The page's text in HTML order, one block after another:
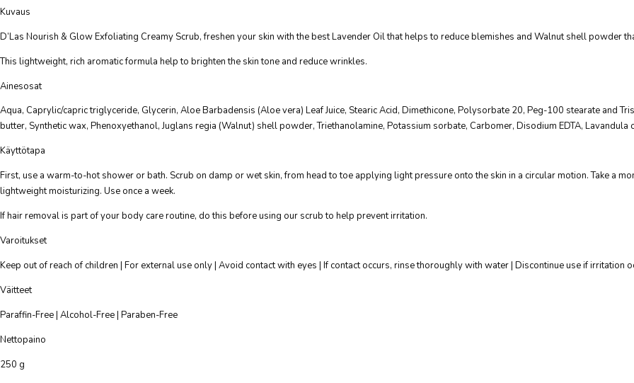
Kuvaus
D’Las Nourish & Glow Exfoliating Creamy Scrub, freshen your skin with the best Lavender Oil that helps to reduce blemishes and Walnut shell powder
This lightweight, rich aromatic formula help to brighten the skin tone and reduce wrinkles.
Ainesosat
Aqua, Caprylic/capric triglyceride, Glycerin, Aloe Barbadensis (Aloe vera) Leaf Juice, Stearic Acid, Dimethicone, Polysorbate 20, Peg-100 stearate and
butter, Synthetic wax, Phenoxyethanol, Juglans regia (Walnut) shell powder, Triethanolamine, Potassium sorbate, Carbomer, Disodium EDTA,
Käyttötapa
First, use a warm-to-hot shower or bath. Scrub on damp or wet skin, from head to toe applying light pressure onto the skin in a circular motion. Take a
lightweight moisturizing. Use once a week.
If hair removal is part of your body care routine, do this before using our scrub to help prevent irritation.
Varoitukset
Keep out of reach of children | For external use only | Avoid contact with eyes | If contact occurs, rinse thoroughly with water | Discontinue use if irritation
Väitteet
Paraffin-Free | Alcohol-Free | Paraben-Free
Nettopaino
250 g